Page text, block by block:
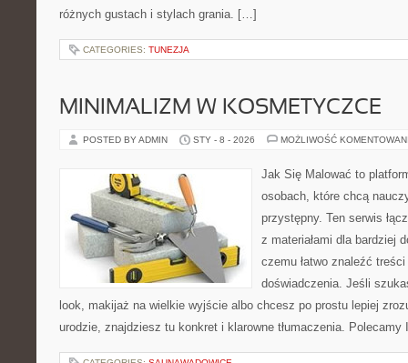
różnych gustach i stylach grania. […]
CATEGORIES: TUNEZJA
MINIMALIZM W KOSMETYCZCE
POSTED BY ADMIN STY - 8 - 2026 MOŻLIWOŚĆ
Jak Się Malować to
osobach, które chcą
przystępny. Ten serwis
z materiałami dla bardziej
czemu łatwo znaleźć
doświadczenia. Jeśli
look, makijaż na wielkie wyjście albo chcesz po prostu lepiej
urodzie, znajdziesz tu konkret i klarowne tłumaczenia.